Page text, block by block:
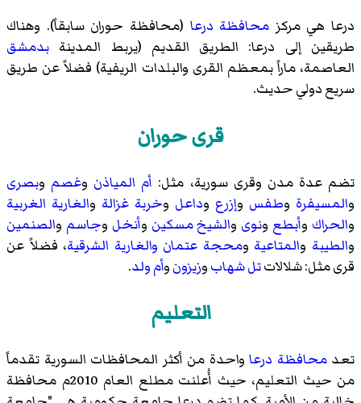
درعا هي مركز محافظة درعا (محافظة حوران سابقاً). وهناك
طريقين إلى درعا: الطريق القديم (يربط المدينة بدمشق
العاصمة، ماراً بمعظم القرى والبلدات الريفية) فضلاً عن طريق
سريع دولي حديث.
قرى حوران
تضم عدة مدن وقرى سورية، مثل: أم المياذن و‌غصم و‌بصرى
و‌المسيفرة و‌طفس و‌إزرع و‌داعل و‌خربة غزالة و‌الغارية الغربية
و‌الحراك و‌أبطع و‌نوى و‌الشيخ مسكين و‌أنخل و‌جاسم و‌الصنمين
و‌الطيبة و‌المتاعية و‌محجة عتمان والغارية الشرقية، فضلاً عن
قرى مثل: شلالاتتل شهابوزيزونوأم ولد.
التعليم
تعدمحافظة درعا واحدة من أكثر المحافظات السورية تقدماً
من حيث التعليم، حيث
أُعلنت مطلع العام 2010م محافظة